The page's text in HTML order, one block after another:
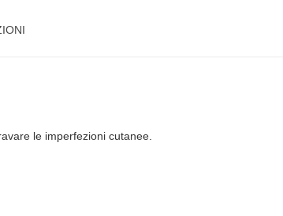
le imperfezioni cutanee.